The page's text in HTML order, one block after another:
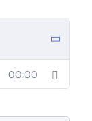
00:00